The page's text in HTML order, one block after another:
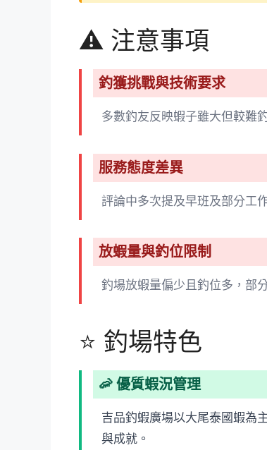
⚠️ 注意事項
釣獲挑戰與技術要求
多數釣友反映蝦子雖大但較難
服務態度差異
評論中多次提及早班及部分工
放蝦量與釣位限制
釣場放蝦量偏少且釣位多，部
⭐ 釣場特色
🦐 優質蝦況管理
吉品釣蝦廣場以大尾泰國蝦為
與成就。